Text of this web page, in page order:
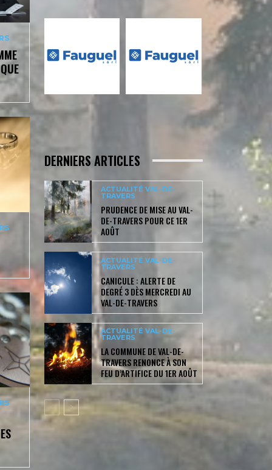
DERNIERS ARTICLES
ACTUALITÉ VAL-DE-
TRAVERS
PRUDENCE DE MISE AU VAL-
DE-TRAVERS POUR CE 1ER
AOÛT
ACTUALITÉ VAL-DE-
TRAVERS
CANICULE : ALERTE DE
DEGRÉ 3 DÈS MERCREDI AU
VAL-DE-TRAVERS
ACTUALITÉ VAL-DE-
TRAVERS
LA COMMUNE DE VAL-DE-
TRAVERS RENONCE À SON
FEU D’ARTIFICE DU 1ER AOÛT